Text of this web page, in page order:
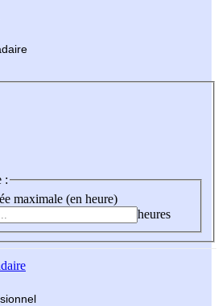
:
maximale (en heure)
heures